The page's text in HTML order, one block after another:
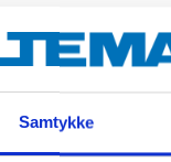
Samtykke